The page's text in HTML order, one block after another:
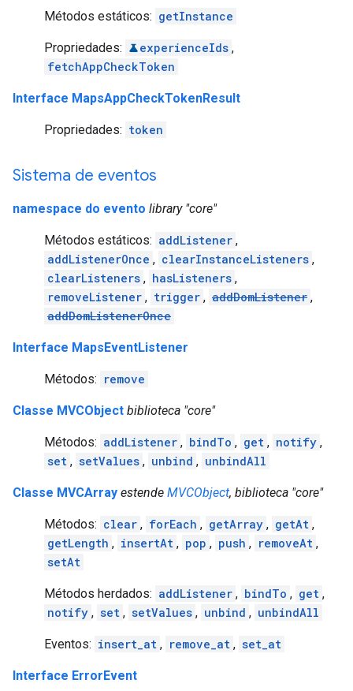
Métodos estáticos: getInstance
Propriedades: experienceIds ,
fetchAppCheckToken
Interface MapsAppCheckTokenResult
Propriedades: token
Sistema de eventos
namespace do evento library "core"
Métodos estáticos: addListener ,
addListenerOnce , clearInstanceListeners ,
clearListeners , hasListeners ,
removeListener , trigger , addDomListener ,
addDomListenerOnce
Interface MapsEventListener
Métodos: remove
Classe MVCObject biblioteca "core"
Métodos: addListener , bindTo , get , notify ,
set , setValues , unbind , unbindAll
Classe MVCArray estende MVCObject, biblioteca "core"
Métodos: clear , forEach , getArray , getAt ,
getLength , insertAt , pop , push , removeAt ,
setAt
Métodos herdados: addListener , bindTo , get ,
notify , set , setValues , unbind , unbindAll
Eventos: insert_at , remove_at , set_at
Interface ErrorEvent